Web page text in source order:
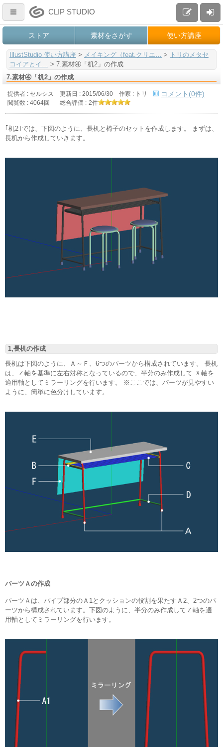
CLIP STUDIO
ストア 素材をさがす 使い方講座
IllustStudio 使い方講座 > メイキング（feat.クリエ… >
トリのメタセ
コイアとイ… > 7.素材④「机2」の作成
7.素材④「机2」の作成
提供者 : セルシス 更新日 : 2015/06/30 作家 : トリ
閲覧数 : 4064回
総合評価 : 2件
コメント(0件)
｢机2｣では、下図のように、長机と椅子のセットを作成します。 まずは、
長机から作成していきます。
1,長机の作成
長机は下図のように、Ａ～Ｆ、6つのパーツから構成されています。 長机
は、Ｚ軸を基準に左右対称となっているので、半分のみ作成して Ｘ軸を
適用軸としてミラーリングを行います。 ※ここでは、パーツが見やすい
ように、簡単に色分けしています。
パーツＡの作成
パーツＡは、パイプ部分のＡ1とクッションの役割を果たすＡ2、2つのパ
ーツから構成されています。下図のように、半分のみ作成してＺ軸を適
用軸としてミラーリングを行います。